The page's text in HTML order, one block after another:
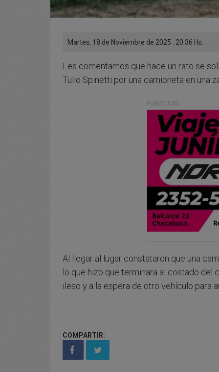
Martes, 18 de Noviembre de 2025 . 20:36 Hs.
Les comentamos que hace un rato se
Tulio Spinetti por una camioneta en una
PUBLICIDAD
Al llegar al lugar constataron que una
lo que hizo que terminara al costado
ileso y a la espera de otro vehículo para
COMPARTIR: